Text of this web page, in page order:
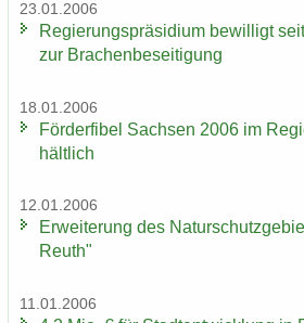
23.01.2006
Re­gie­rungs­prä­si­di­um be­wil­ligt
zur Bra­chen­be­sei­ti­gung
18.01.2006
För­der­fi­bel Sach­sen 2006 im
hält­lich
12.01.2006
Er­wei­te­rung des
Reuth"
11.01.2006